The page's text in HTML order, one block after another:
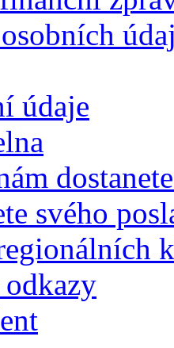
údaje
svého